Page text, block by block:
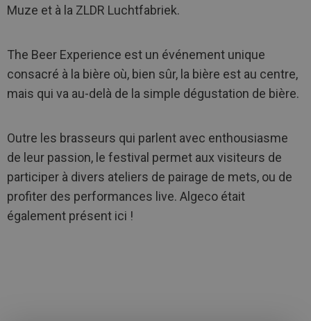
Muze et à la ZLDR Luchtfabriek.
The Beer Experience est un événement unique
consacré à la bière où, bien sûr, la bière est au centre,
mais qui va au-delà de la simple dégustation de bière.
Outre les brasseurs qui parlent avec enthousiasme
de leur passion, le festival permet aux visiteurs de
participer à divers ateliers de pairage de mets, ou de
profiter des performances live. Algeco était
également présent ici !